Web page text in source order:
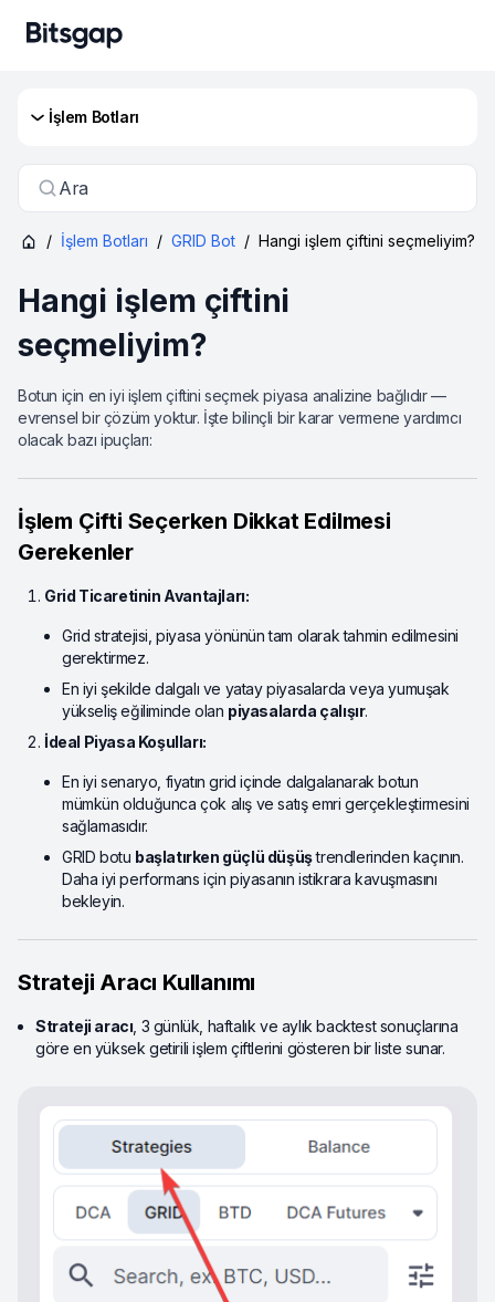
İşlem Botları
Ara
/ İşlem Botları / GRID Bot / Hangi işlem çiftini seçmeliyim?
Hangi işlem çiftini
seçmeliyim?
Botun için en iyi işlem çiftini seçmek piyasa analizine bağlıdır —
evrensel bir çözüm yoktur. İşte bilinçli bir karar vermene yardımcı
olacak bazı ipuçları:
İşlem Çifti Seçerken Dikkat Edilmesi
Gerekenler
Grid Ticaretinin Avantajları:
Grid stratejisi, piyasa yönünün tam olarak tahmin edilmesini
gerektirmez.
En iyi şekilde dalgalı ve yatay piyasalarda veya yumuşak
yükseliş eğiliminde olan piyasalarda çalışır.
İdeal Piyasa Koşulları:
En iyi senaryo, fiyatın grid içinde dalgalanarak botun
mümkün olduğunca çok alış ve satış emri gerçekleştirmesini
sağlamasıdır.
GRID botu başlatırken güçlü düşüştrendlerinden kaçının.
Daha iyi performans için piyasanın istikrara kavuşmasını
bekleyin.
Strateji Aracı Kullanımı
Strateji aracı , 3 günlük, haftalık ve aylık backtest sonuçlarına
göre en yüksek getirili işlem çiftlerini gösteren bir liste sunar.